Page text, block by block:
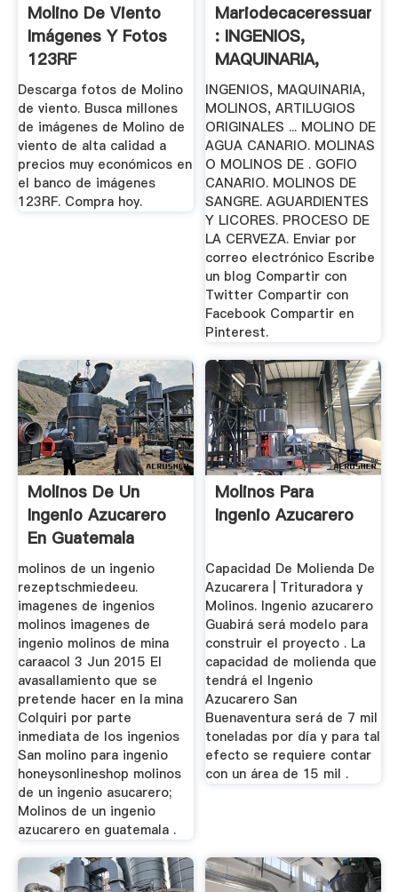
Molino De Viento
Imágenes Y Fotos
123RF
Descarga fotos de Molino
de viento. Busca millones
de imágenes de Molino de
viento de alta calidad a
precios muy económicos en
el banco de imágenes
123RF. Compra hoy.
Mariodecaceressuarez
: INGENIOS,
MAQUINARIA,
MOLINOS ...
INGENIOS, MAQUINARIA,
MOLINOS, ARTILUGIOS
ORIGINALES ... MOLINO DE
AGUA CANARIO. MOLINAS
O MOLINOS DE . GOFIO
CANARIO. MOLINOS DE
SANGRE. AGUARDIENTES
Y LICORES. PROCESO DE
LA CERVEZA. Enviar por
correo electrónico Escribe
un blog Compartir con
Twitter Compartir con
Facebook Compartir en
Pinterest.
Molinos De Un
Ingenio Azucarero
En Guatemala
molinos de un ingenio
rezeptschmiedeeu.
imagenes de ingenios
molinos imagenes de
ingenio molinos de mina
caraacol 3 Jun 2015 El
avasallamiento que se
pretende hacer en la mina
Colquiri por parte
inmediata de los ingenios
San molino para ingenio
honeysonlineshop molinos
de un ingenio asucarero;
Molinos de un ingenio
azucarero en guatemala .
Molinos Para
Ingenio Azucarero
Capacidad De Molienda De
Azucarera | Trituradora y
Molinos. Ingenio azucarero
Guabirá será modelo para
construir el proyecto . La
capacidad de molienda que
tendrá el Ingenio
Azucarero San
Buenaventura será de 7 mil
toneladas por día y para tal
efecto se requiere contar
con un área de 15 mil .